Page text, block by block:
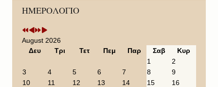
ΗΜΕΡΟΛΟΓΙΟ
r
v
i
r
v
i
o
e
t
Y
e
e
t
M
August 2026
Δευ
Τρι Τετ Πεμ Παρ Σαβ
Κυρ
1
2
3
4 5 6 7 8
9
10
11 12 13 14 15 16